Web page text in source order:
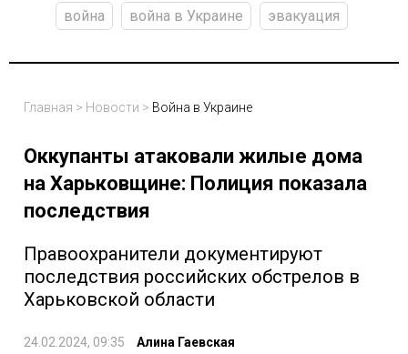
война
война в Украине эвакуация
Главная > Новости > Война в Украине
Оккупанты атаковали жилые дома
на Харьковщине: Полиция показала
последствия
Правоохранители документируют
последствия российских обстрелов в
Харьковской области
24.02.2024, 09:35 Алина Гаевская